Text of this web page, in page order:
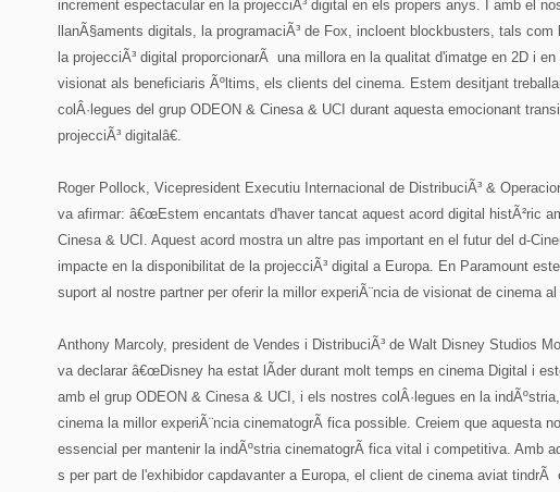
increment espectacular en la projecciÃ³ digital en els propers anys. I amb el
llanÃ§aments digitals, la programaciÃ³ de Fox, incloent blockbusters, tals com
la projecciÃ³ digital proporcionarÃ una millora en la qualitat d'imatge en 2D i en
visionat als beneficiaris Ãºltims, els clients del cinema. Estem desitjant
colÂ·legues del grup ODEON & Cinesa & UCI durant aquesta emocionant
projecciÃ³ digitalâ€.
Roger Pollock, Vicepresident Executiu Internacional de DistribuciÃ³ &
va afirmar: â€œEstem encantats d'haver tancat aquest acord digital histÃ²ric
Cinesa & UCI. Aquest acord mostra un altre pas important en el futur del d-
impacte en la disponibilitat de la projecciÃ³ digital a Europa. En Paramount
suport al nostre partner per oferir la millor experiÃ¨ncia de visionat de cinema al
Anthony Marcoly, president de Vendes i DistribuciÃ³ de Walt Disney Studios
va declarar â€œDisney ha estat lÃ­der durant molt temps en cinema Digital i
amb el grup ODEON & Cinesa & UCI, i els nostres colÂ·legues en la
cinema la millor experiÃ¨ncia cinematogrÃ fica possible. Creiem que aquesta
essencial per mantenir la indÃºstria cinematogrÃ fica vital i competitiva. Amb
s per part de l'exhibidor capdavanter a Europa, el client de cinema aviat tindrÃ